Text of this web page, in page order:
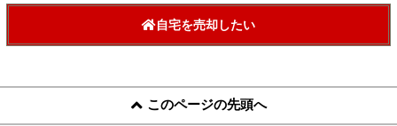
自宅を売却したい
このページの先頭へ